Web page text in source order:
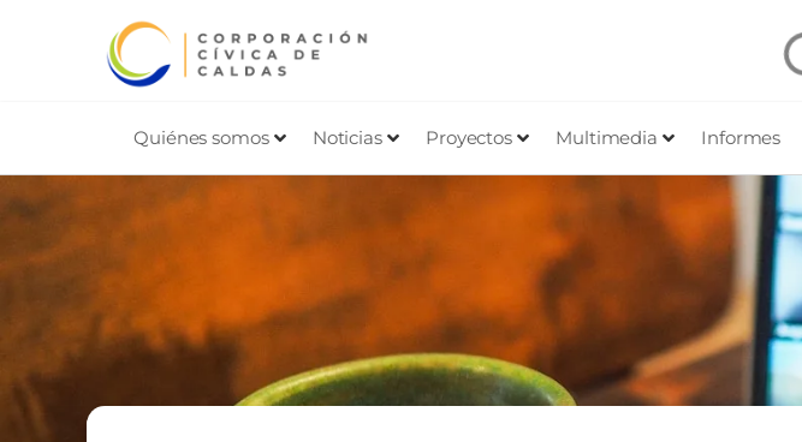
Quiénes somos Noticias Proyectos Multimedia Informes